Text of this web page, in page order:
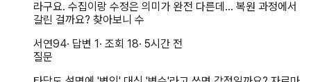
라구요. 수집이랑 수정은 의미가 완전 다른데... 복원 과정에서
갈린 걸까요? 찾아보니 수
서연94· 답변 1· 조회 18· 5시간 전
질문